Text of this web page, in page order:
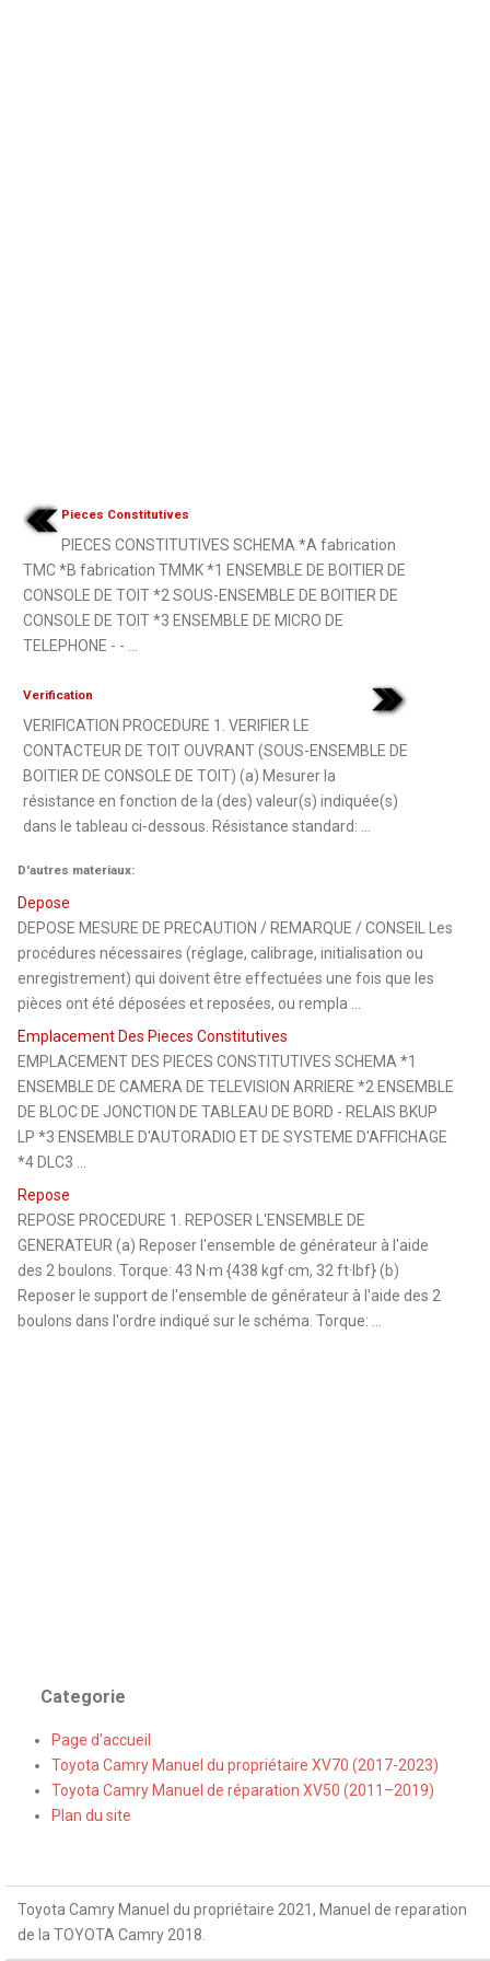
Pieces Constitutives
PIECES CONSTITUTIVES SCHEMA *A fabrication
TMC *B fabrication TMMK *1 ENSEMBLE DE BOITIER DE
CONSOLE DE TOIT *2 SOUS-ENSEMBLE DE BOITIER DE
CONSOLE DE TOIT *3 ENSEMBLE DE MICRO DE
TELEPHONE - - ...
Verification
VERIFICATION PROCEDURE 1. VERIFIER LE
CONTACTEUR DE TOIT OUVRANT (SOUS-ENSEMBLE DE
BOITIER DE CONSOLE DE TOIT) (a) Mesurer la
résistance en fonction de la (des) valeur(s) indiquée(s)
dans le tableau ci-dessous. Résistance standard: ...
D'autres materiaux:
Depose
DEPOSE MESURE DE PRECAUTION / REMARQUE / CONSEIL Les
procédures nécessaires (réglage, calibrage, initialisation ou
enregistrement) qui doivent être effectuées une fois que les
pièces ont été déposées et reposées, ou rempla ...
Emplacement Des Pieces Constitutives
EMPLACEMENT DES PIECES CONSTITUTIVES SCHEMA *1
ENSEMBLE DE CAMERA DE TELEVISION ARRIERE *2 ENSEMBLE
DE BLOC DE JONCTION DE TABLEAU DE BORD - RELAIS BKUP
LP *3 ENSEMBLE D'AUTORADIO ET DE SYSTEME D'AFFICHAGE
*4 DLC3 ...
Repose
REPOSE PROCEDURE 1. REPOSER L'ENSEMBLE DE
GENERATEUR (a) Reposer l'ensemble de générateur à l'aide
des 2 boulons. Torque: 43 N·m {438 kgf·cm, 32 ft·lbf} (b)
Reposer le support de l'ensemble de générateur à l'aide des 2
boulons dans l'ordre indiqué sur le schéma. Torque: ...
Categorie
Page d'accueil
Toyota Camry Manuel du propriétaire XV70 (2017-2023)
Toyota Camry Manuel de réparation XV50 (2011–2019)
Plan du site
Toyota Camry Manuel du propriétaire 2021, Manuel de reparation
de la TOYOTA Camry 2018.